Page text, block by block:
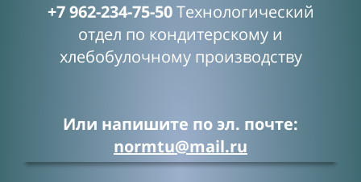
+7 962-234-75-50Технологический
отдел по кондитерскому и
хлебобулочному производству
Или напишите по эл. почте:
normtu@mail.ru